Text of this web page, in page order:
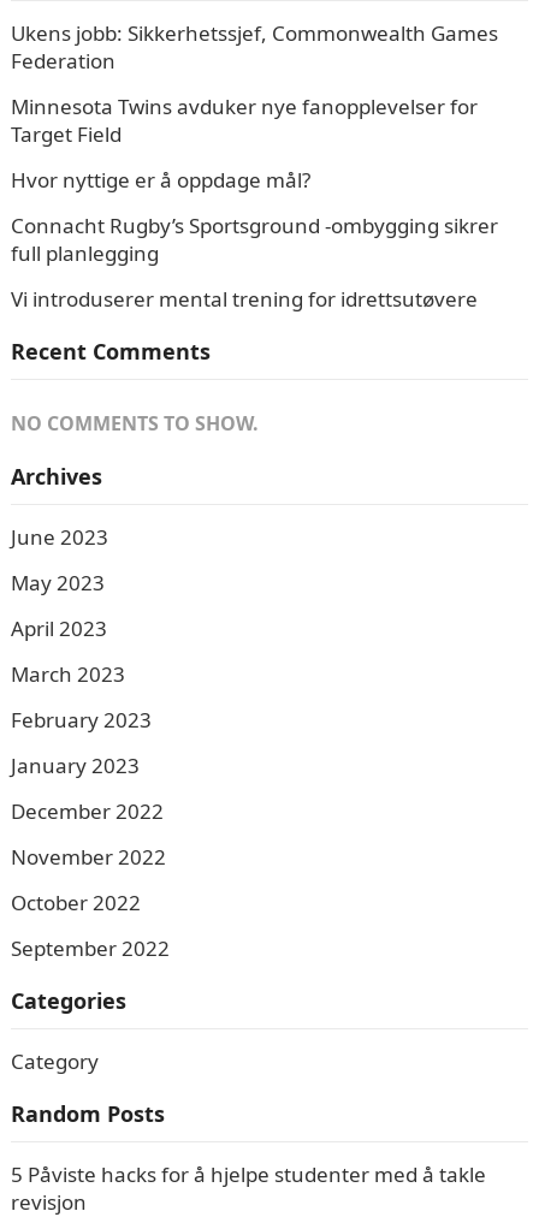
Ukens jobb: Sikkerhetssjef, Commonwealth Games
Federation
Minnesota Twins avduker nye fanopplevelser for
Target Field
Hvor nyttige er å oppdage mål?
Connacht Rugby’s Sportsground -ombygging sikrer
full planlegging
Vi introduserer mental trening for idrettsutøvere
Recent Comments
NO COMMENTS TO SHOW.
Archives
June 2023
May 2023
April 2023
March 2023
February 2023
January 2023
December 2022
November 2022
October 2022
September 2022
Categories
Category
Random Posts
5 Påviste hacks for å hjelpe studenter med å takle
revisjon